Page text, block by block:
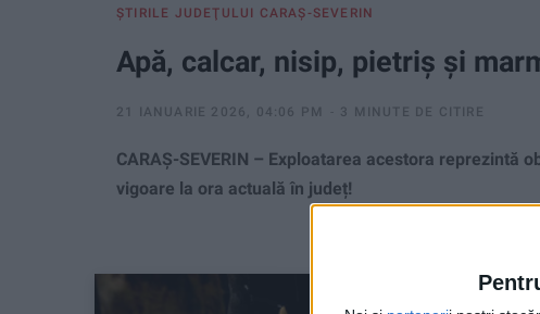
ŞTIRILE JUDEŢULUI CARAŞ-SEVERIN
Apă, calcar, nisip, pietriș și
21 IANUARIE 2026, 04:06 PM 3 MINUTE DE CITIRE
CARAȘ-SEVERIN – Exploatarea acestora reprezintă
vigoare la ora actuală în județ!